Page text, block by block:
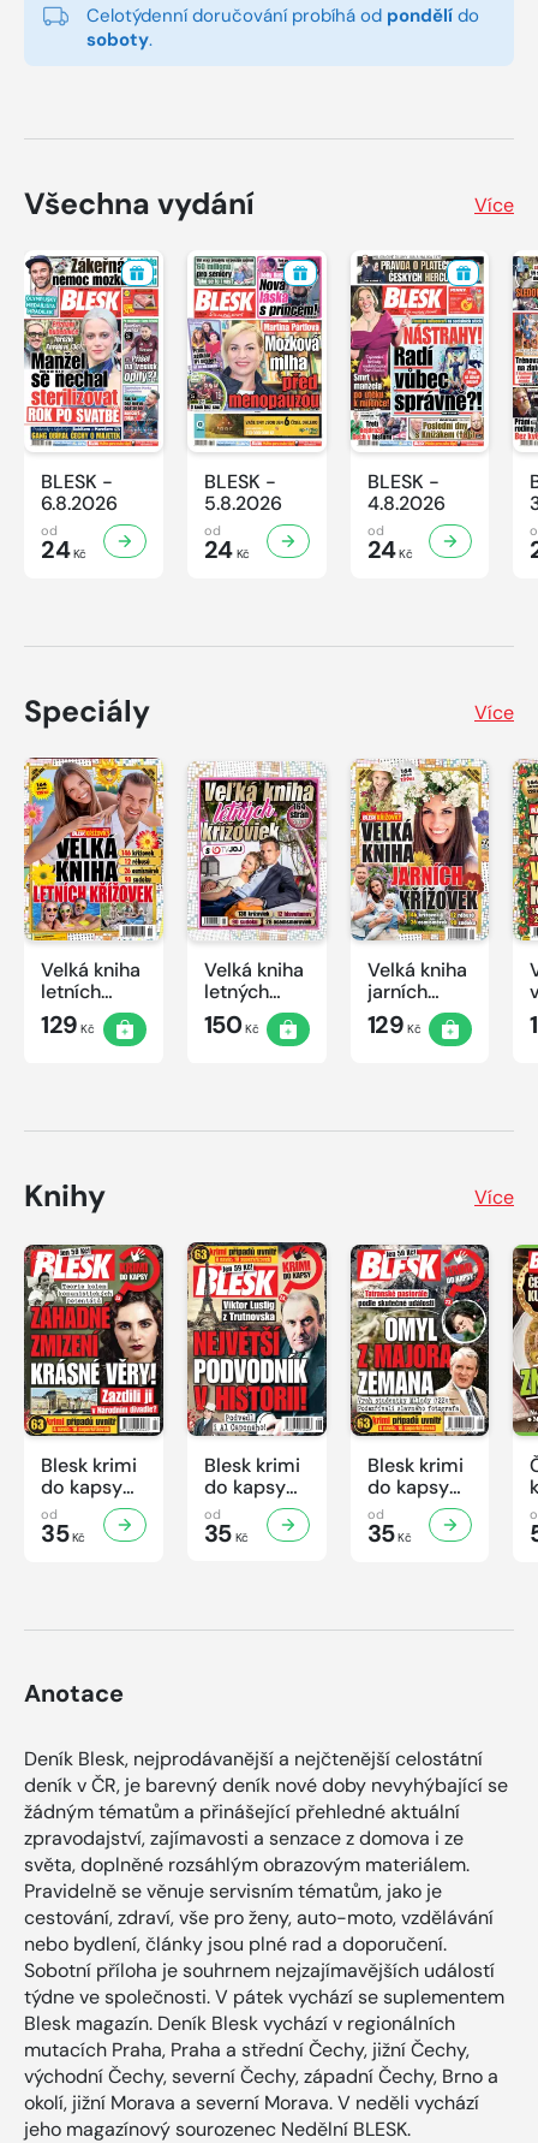
Celotýdenní doručování probíhá od pondělí do
soboty.
Všechna vydání Více
BLESK -
6.8.2026
od
24Kč
BLESK -
5.8.2026
od
24Kč
BLESK -
4.8.2026
od
24Kč
Speciály Více
Velká kniha
letních
křížovek
2026
129 Kč
Velká kniha
letných
krížoviek s
TV JOJ
150Kč
Velká kniha
jarních
křížovek
2026
129 Kč
Knihy Více
Blesk krimi
do kapsy
č.7/2026
od
35Kč
Blesk krimi
do kapsy
č.6/2026
od
35Kč
Blesk krimi
do kapsy
č.5/2026
od
35Kč
Anotace
Deník Blesk, nejprodávanější a nejčtenější celostátní
deník v ČR, je barevný deník nové doby nevyhýbající se
žádným tématům a přinášející přehledné aktuální
zpravodajství, zajímavosti a senzace z domova i ze
světa, doplněné rozsáhlým obrazovým materiálem.
Pravidelně se věnuje servisním tématům, jako je
cestování, zdraví, vše pro ženy, auto-moto, vzdělávání
nebo bydlení, články jsou plné rad a doporučení.
Sobotní příloha je souhrnem nejzajímavějších událostí
týdne ve společnosti. V pátek vychází se suplementem
Blesk magazín. Deník Blesk vychází v regionálních
mutacích Praha, Praha a střední Čechy, jižní Čechy,
východní Čechy, severní Čechy, západní Čechy, Brno a
okolí, jižní Morava a severní Morava. V neděli vychází
jeho magazínový sourozenec Nedělní BLESK.